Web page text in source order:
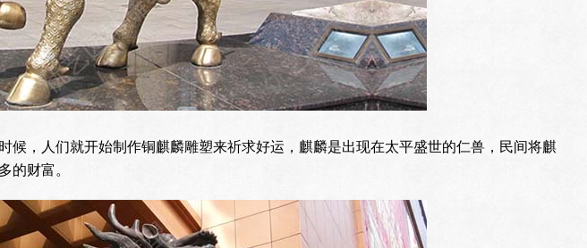
候，人们就开始制作铜麒麟雕塑来祈求好运，麒麟是出现在太平盛世的仁兽，民间将麒
的财富。